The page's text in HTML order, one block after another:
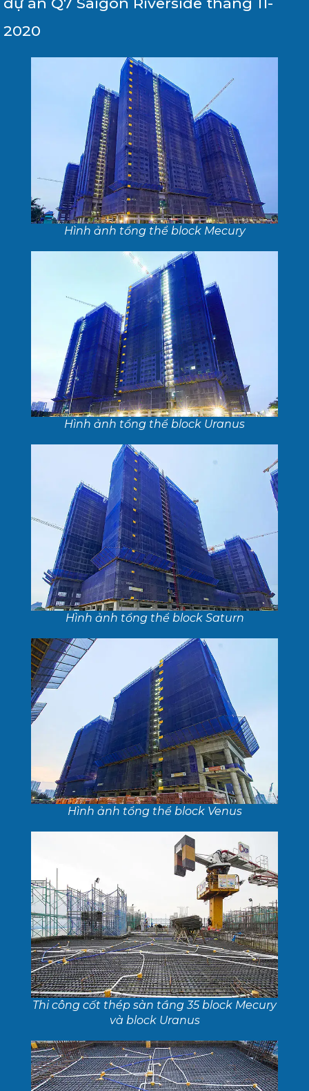
2020
Hình ảnh tổng thể block Mecury
Hình ảnh tổng thể block Uranus
Hình ảnh tổng thể block Saturn
Hình ảnh tổng thể block Venus
Thi công cốt thép sàn tầng 35 block Mecury
và block Uranus